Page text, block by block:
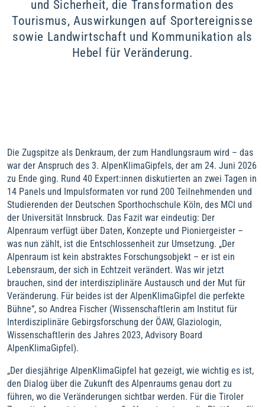
und Sicherheit, die Transformation des
Tourismus, Auswirkungen auf Sportereignisse
sowie Landwirtschaft und Kommunikation als
Hebel für Veränderung.
Die Zugspitze als Denkraum, der zum Handlungsraum wird – das
war der Anspruch des 3. AlpenKlimaGipfels, der am 24. Juni 2026
zu Ende ging. Rund 40 Expert:innen diskutierten an zwei Tagen in
14 Panels und Impulsformaten vor rund 200 Teilnehmenden und
Studierenden der Deutschen Sporthochschule Köln, des MCI und
der Universität Innsbruck. Das Fazit war eindeutig: Der
Alpenraum verfügt über Daten, Konzepte und Pioniergeister –
was nun zählt, ist die Entschlossenheit zur Umsetzung. „Der
Alpenraum ist kein abstraktes Forschungsobjekt – er ist ein
Lebensraum, der sich in Echtzeit verändert. Was wir jetzt
brauchen, sind der interdisziplinäre Austausch und der Mut für
Veränderung. Für beides ist der AlpenKlimaGipfel die perfekte
Bühne“, so Andrea Fischer (Wissenschaftlerin am Institut für
Interdisziplinäre Gebirgsforschung der ÖAW, Glaziologin,
Wissenschaftlerin des Jahres 2023, Advisory Board
AlpenKlimaGipfel).
„Der diesjährige AlpenKlimaGipfel hat gezeigt, wie wichtig es ist,
den Dialog über die Zukunft des Alpenraums genau dort zu
führen, wo die Veränderungen sichtbar werden. Für die Tiroler